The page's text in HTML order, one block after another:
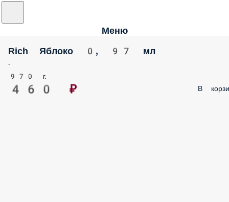
Меню
Rich Яблоко 0, 97 мл
-
970 г.
460 ₽ В